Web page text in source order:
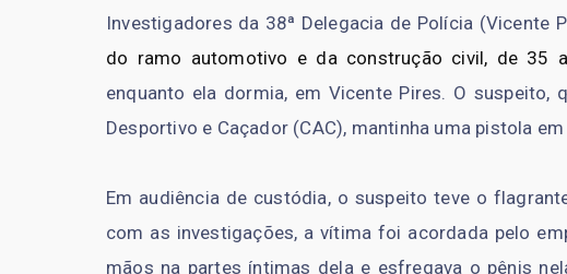
Investigadores da 38ª Delegacia de Polícia (Vicente
do ramo automotivo e da construção civil, de 35
enquanto ela dormia, em Vicente Pires. O
Desportivo e Caçador (CAC), mantinha uma pistola
Em audiência de custódia, o suspeito teve o
com as investigações, a vítima foi acordada pelo
mãos na partes íntimas dela e esfregava o pênis